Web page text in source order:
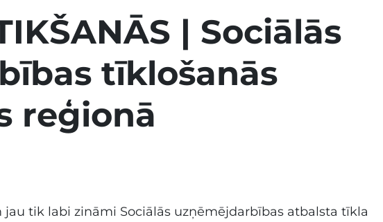
| Sociālās
tīklošanās
reģionā
tik labi zināmi Sociālās uzņēmējdarbības atbalsta tīkla